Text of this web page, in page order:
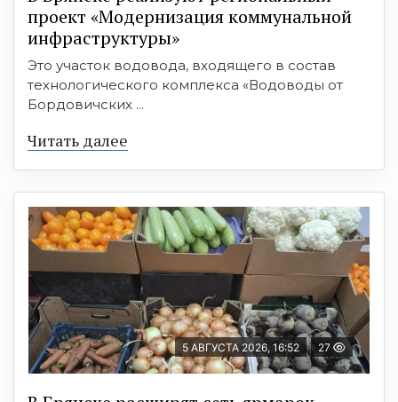
проект «Модернизация коммунальной
инфраструктуры»
Это участок водовода, входящего в состав
технологического комплекса «Водоводы от
Бордовичских ...
Читать далее
5 АВГУСТА 2026, 16:52 27